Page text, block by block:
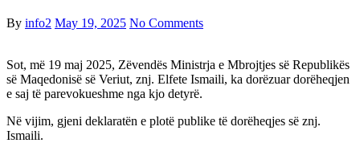
By info2 May 19, 2025 No Comments
Sot, më 19 maj 2025, Zëvendës Ministrja e Mbrojtjes së Republikës
së Maqedonisë së Veriut, znj. Elfete Ismaili, ka dorëzuar dorëheqjen
e saj të parevokueshme nga kjo detyrë.
Në vijim, gjeni deklaratën e plotë publike të dorëheqjes së znj.
Ismaili.